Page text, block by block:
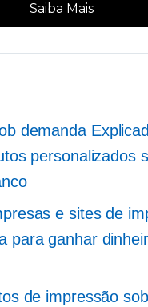
Saiba Mais
demanda
personalizados
e sites de
para ganhar
de impressão